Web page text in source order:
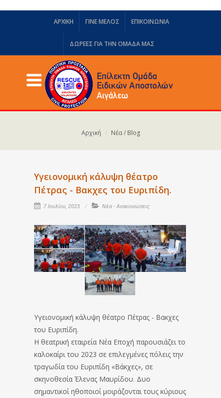
ΑΡΧΙΚΗ ΓΙΝΕ ΜΕΛΟΣ ΕΠΙΚΟΙΝΩΝΙΑ
ΔΩΡΕΈΣ ΓΙΑ ΤΗΝ ΟΜΆΔΑ ΜΑΣ
Αρχική Νέα / Blog
Υγειονομική κάλυψη θέατρο
Πέτρας - Βακχες του Ευριπίδη.
7 Ιουλίου, 2023 Νέα - Ανακοινώσεις
Υγειονομική κάλυψη θέατρο Πέτρας - Βακχες
του Ευριπίδη.
Η θεατρική εταιρεία Νέα Εποχή παρουσιάζει το
καλοκαίρι του 2023 σε επιλεγμένες πόλεις την
τραγωδία του Ευριπίδη «Βάκχες», σε
σκηνοθεσία Έλενας Μαυρίδου. Δυο
σημαντικοί ηθοποιοί μοιράζονται τους κύριους